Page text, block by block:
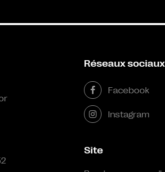
Réseaux sociaux
Facebook
Instagram
Site